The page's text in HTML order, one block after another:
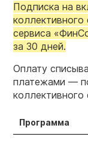
Подписка на
коллективного
сервиса
за 30 дней.
Оплату
платежами —
коллективного
Программа